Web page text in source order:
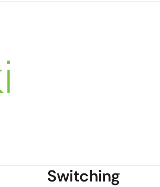
Switching